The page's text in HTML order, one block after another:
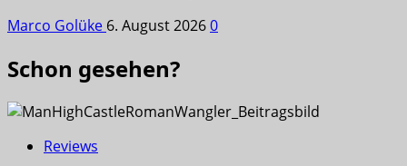
Marco Golüke 6. August 20260
Schon gesehen?
Reviews